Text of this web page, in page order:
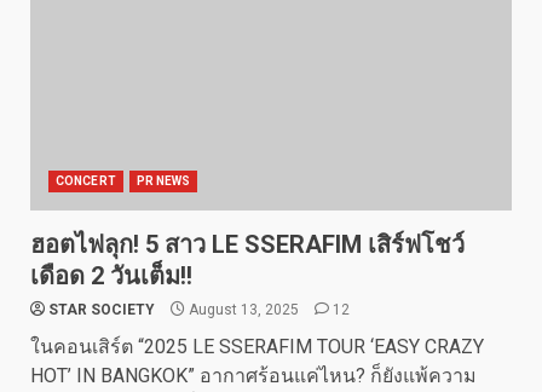
CONCERT PR NEWS
ฮอตไฟลุก! 5 สาว LE SSERAFIM เสิร์ฟโชว์
เดือด 2 วันเต็ม!!
STAR SOCIETY August 13, 2025 12
ในคอนเสิร์ต “2025 LE SSERAFIM TOUR ‘EASY CRAZY
HOT’ IN BANGKOK” อากาศร้อนแค่ไหน? ก็ยังแพ้ความ